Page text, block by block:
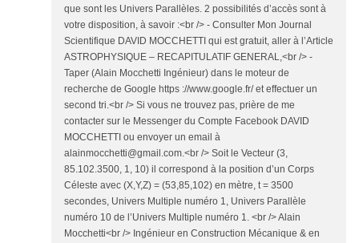
que sont les Univers Parallèles. 2 possibilités d’accès sont à
votre disposition, à savoir :<br /> - Consulter Mon Journal
Scientifique DAVID MOCCHETTI qui est gratuit, aller à l’Article
ASTROPHYSIQUE – RECAPITULATIF GENERAL,<br /> -
Taper (Alain Mocchetti Ingénieur) dans le moteur de
recherche de Google https ://www.google.fr/ et effectuer un
second tri.<br /> Si vous ne trouvez pas, prière de me
contacter sur le Messenger du Compte Facebook DAVID
MOCCHETTI ou envoyer un email à
alainmocchetti@gmail.com.<br /> Soit le Vecteur (3,
85.102.3500, 1, 10) il correspond à la position d’un Corps
Céleste avec (X,Y,Z) = (53,85,102) en mètre, t = 3500
secondes, Univers Multiple numéro 1, Univers Parallèle
numéro 10 de l’Univers Multiple numéro 1. <br /> Alain
Mocchetti<br /> Ingénieur en Construction Mécanique & en